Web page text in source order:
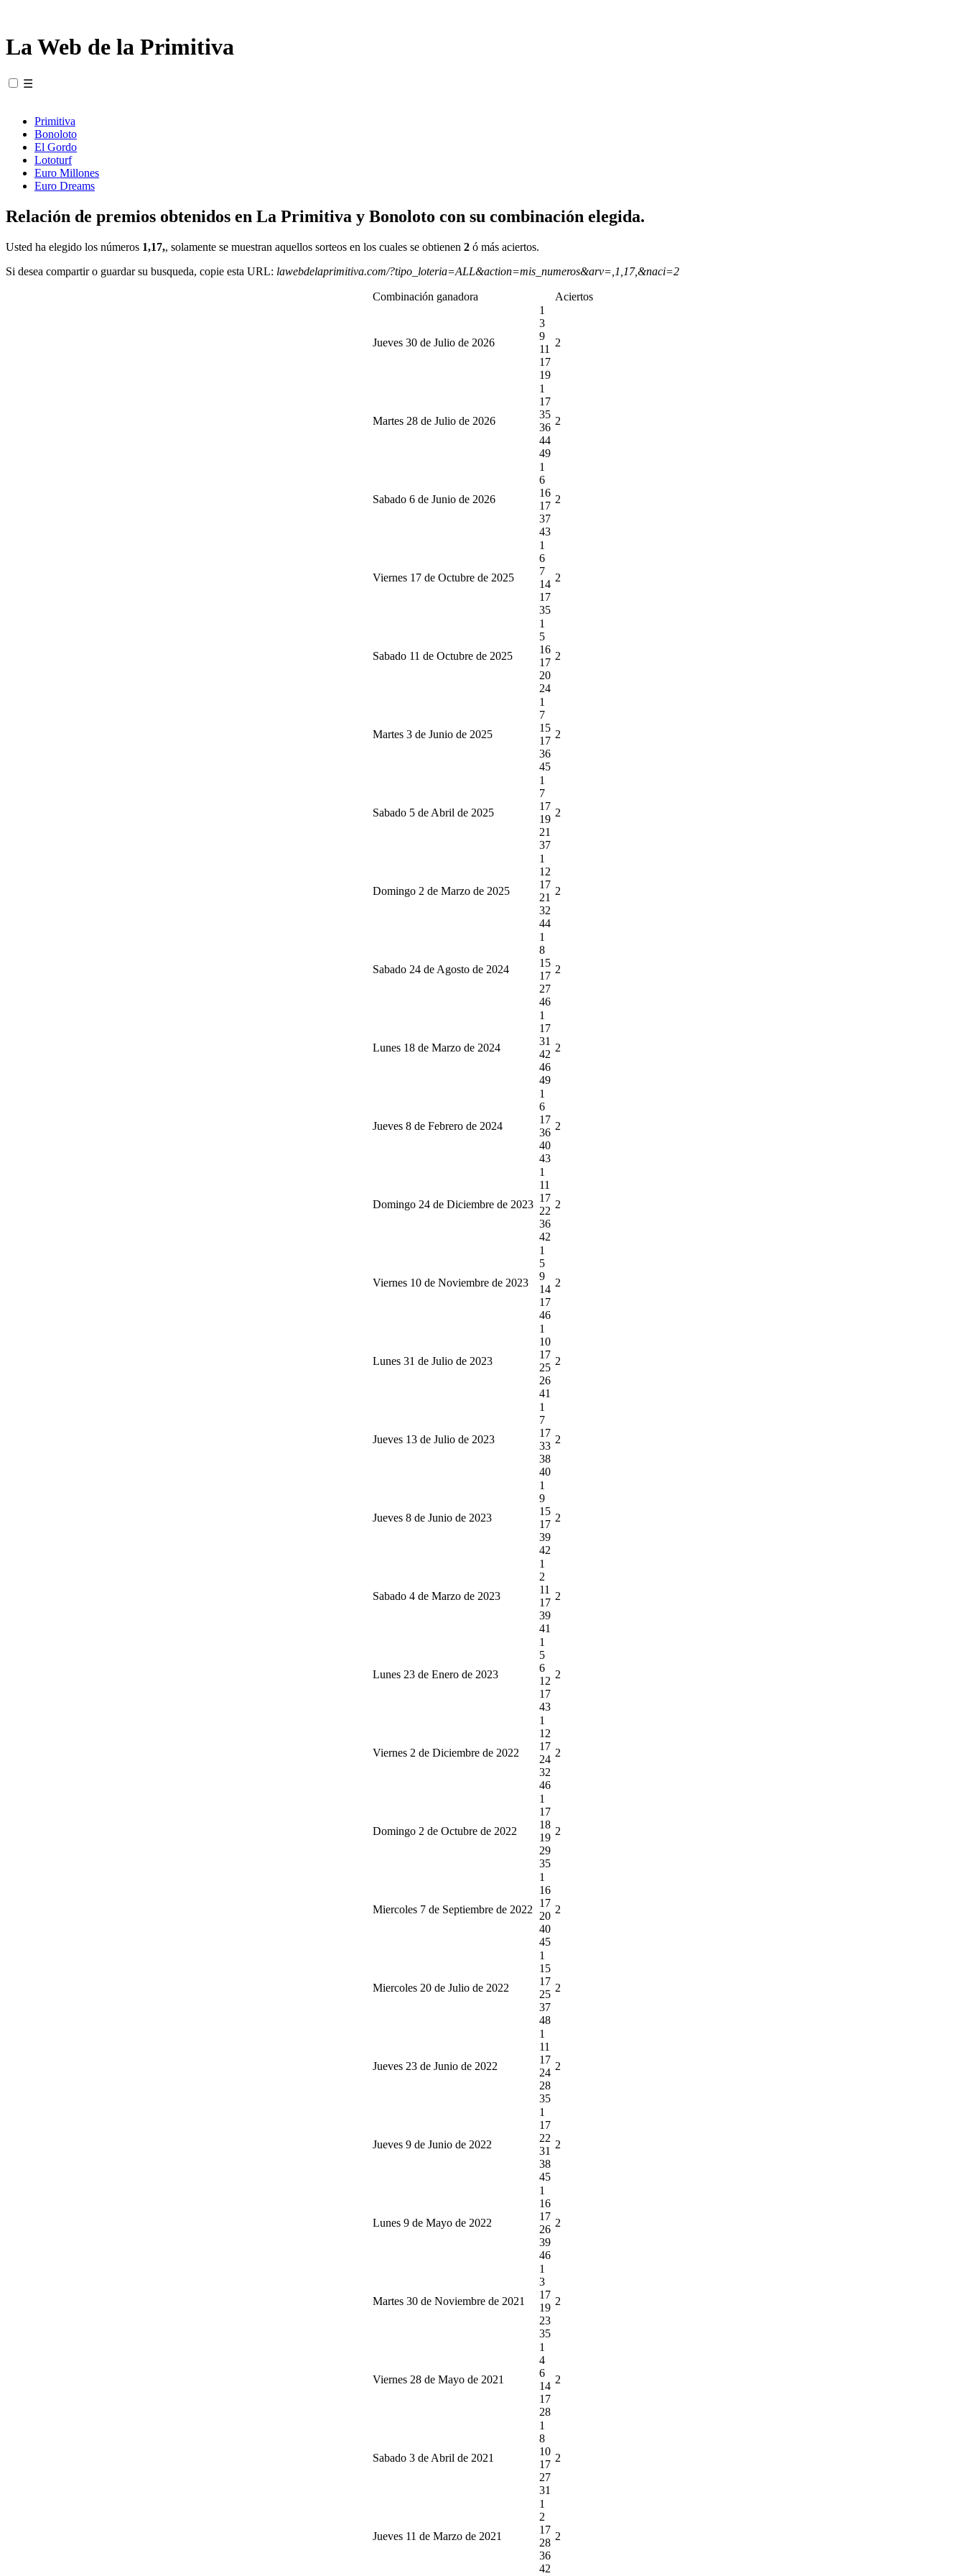
La Web de la Primitiva
☰
Primitiva
Bonoloto
El Gordo
Lototurf
Euro Millones
Euro Dreams
Relación de premios obtenidos en La Primitiva y Bonoloto con su combinación elegida.
Usted ha elegido los números 1,17,, solamente se muestran aquellos sorteos en los cuales se obtienen 2 ó más aciertos.
Si desea compartir o guardar su busqueda, copie esta URL: lawebdelaprimitiva.com/?tipo_loteria=ALL&action=mis_numeros&arv=,1,17,&naci=2
Combinación ganadora Aciertos
Jueves 30 de Julio de 2026
1
3
9
11
17
19
2
Martes 28 de Julio de 2026
1
17
35
36
44
49
2
Sabado 6 de Junio de 2026
1
6
16
17
37
43
2
Viernes 17 de Octubre de 2025
1
6
7
14
17
35
2
Sabado 11 de Octubre de 2025
1
5
16
17
20
24
2
Martes 3 de Junio de 2025
1
7
15
17
36
45
2
Sabado 5 de Abril de 2025
1
7
17
19
21
37
2
Domingo 2 de Marzo de 2025
1
12
17
21
32
44
2
Sabado 24 de Agosto de 2024
1
8
15
17
27
46
2
Lunes 18 de Marzo de 2024
1
17
31
42
46
49
2
Jueves 8 de Febrero de 2024
1
6
17
36
40
43
2
Domingo 24 de Diciembre de 2023
1
11
17
22
36
42
2
Viernes 10 de Noviembre de 2023
1
5
9
14
17
46
2
Lunes 31 de Julio de 2023
1
10
17
25
26
41
2
Jueves 13 de Julio de 2023
1
7
17
33
38
40
2
Jueves 8 de Junio de 2023
1
9
15
17
39
42
2
Sabado 4 de Marzo de 2023
1
2
11
17
39
41
2
Lunes 23 de Enero de 2023
1
5
6
12
17
43
2
Viernes 2 de Diciembre de 2022
1
12
17
24
32
46
2
Domingo 2 de Octubre de 2022
1
17
18
19
29
35
2
Miercoles 7 de Septiembre de 2022
1
16
17
20
40
45
2
Miercoles 20 de Julio de 2022
1
15
17
25
37
48
2
Jueves 23 de Junio de 2022
1
11
17
24
28
35
2
Jueves 9 de Junio de 2022
1
17
22
31
38
45
2
Lunes 9 de Mayo de 2022
1
16
17
26
39
46
2
Martes 30 de Noviembre de 2021
1
3
17
19
23
35
2
Viernes 28 de Mayo de 2021
1
4
6
14
17
28
2
Sabado 3 de Abril de 2021
1
8
10
17
27
31
2
Jueves 11 de Marzo de 2021
1
2
17
28
36
42
2